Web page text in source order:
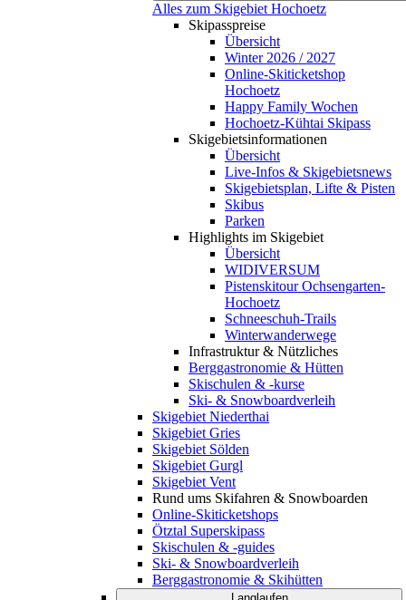
Alles zum Skigebiet Hochoetz
Skipasspreise
Übersicht
Winter 2026 / 2027
Online-Skiticketshop
Hochoetz
Happy Family Wochen
Hochoetz-Kühtai Skipass
Skigebietsinformationen
Übersicht
Live-Infos & Skigebietsnews
Skigebietsplan, Lifte & Pisten
Skibus
Parken
Highlights im Skigebiet
Übersicht
WIDIVERSUM
Pistenskitour Ochsengarten-
Hochoetz
Schneeschuh-Trails
Winterwanderwege
Infrastruktur & Nützliches
Berggastronomie & Hütten
Skischulen & -kurse
Ski- & Snowboardverleih
Skigebiet Niederthai
Skigebiet Gries
Skigebiet Sölden
Skigebiet Gurgl
Skigebiet Vent
Rund ums Skifahren & Snowboarden
Online-Skiticketshops
Ötztal Superskipass
Skischulen & -guides
Ski- & Snowboardverleih
Berggastronomie & Skihütten